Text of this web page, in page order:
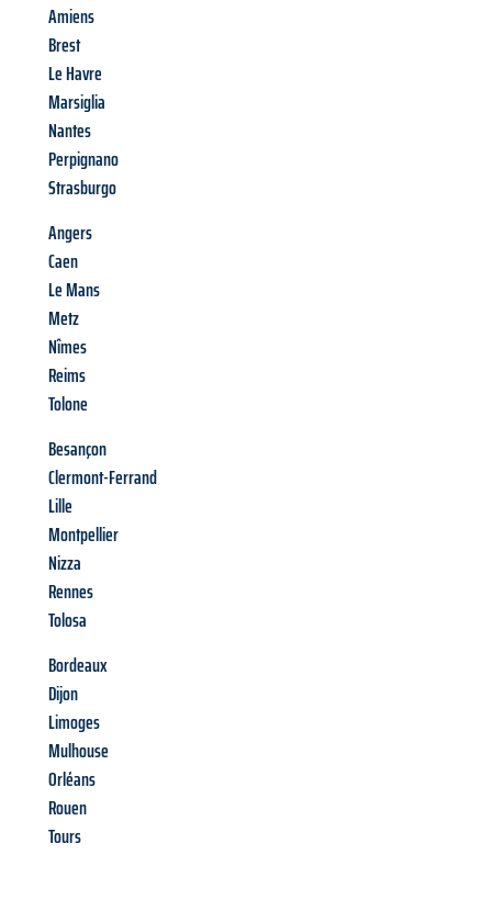
Amiens
Brest
Le Havre
Marsiglia
Nantes
Perpignano
Strasburgo
Angers
Caen
Le Mans
Metz
Nîmes
Reims
Tolone
Besançon
Clermont-Ferrand
Lille
Montpellier
Nizza
Rennes
Tolosa
Bordeaux
Dijon
Limoges
Mulhouse
Orléans
Rouen
Tours